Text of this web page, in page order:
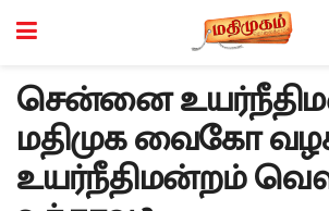
சென்னை
மதிமுக வைகோ
உயர்நீதிமன்றம்